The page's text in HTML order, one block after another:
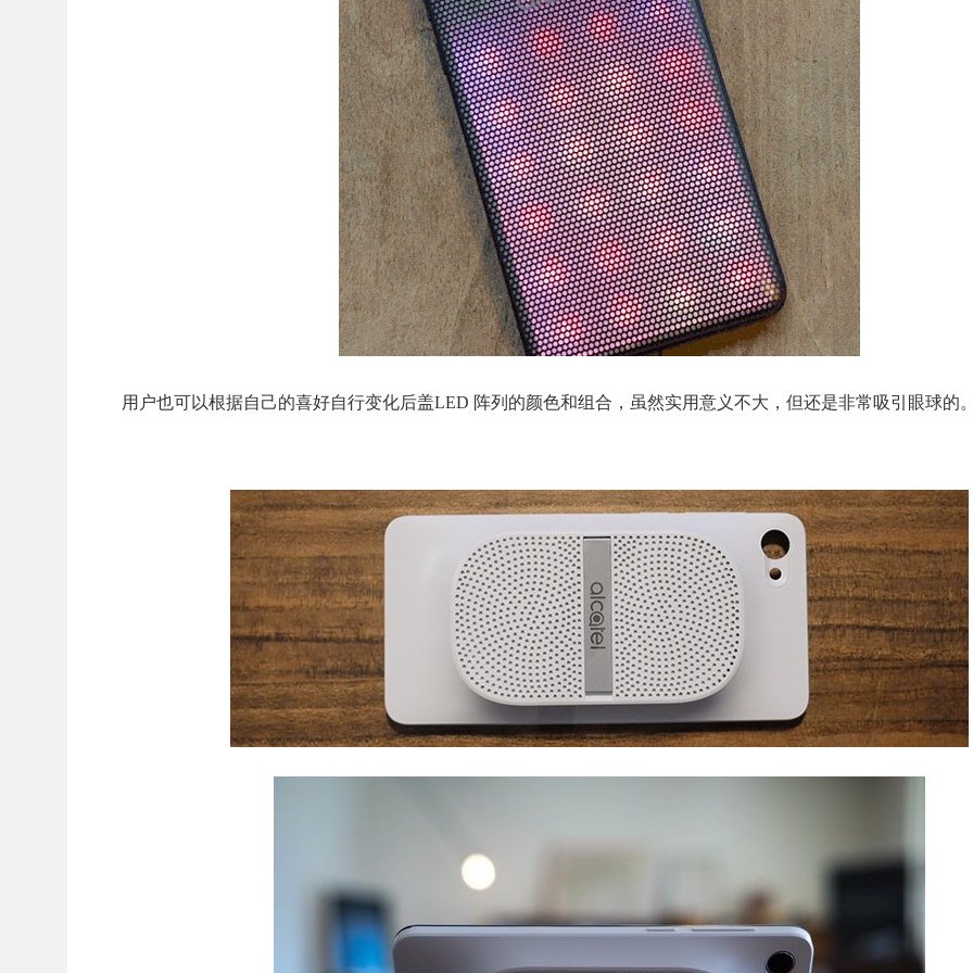
用户也可以根据自己的喜好自行变化后盖LED 阵列的颜色和组合，虽然实用意义不大，但还是非常吸引眼球的